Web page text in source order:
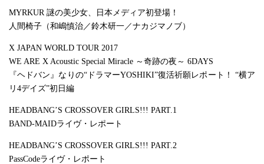
MYRKUR 謎の美少女、日本メディア初登場！
人間椅子（和嶋慎治／鈴木研一／ナカジマノブ）
X JAPAN WORLD TOUR 2017
WE ARE X Acoustic Special Miracle ～奇跡の夜～ 6DAYS
『ヘドバン』なりの“ドラマーYOSHIKI”復活祈願レポート！ “横ア
リ4デイズ”初日編
HEADBANG’S CROSSOVER GIRLS!!! PART.1
BAND-MAIDライヴ・レポート
HEADBANG’S CROSSOVER GIRLS!!! PART.2
PassCodeライヴ・レポート